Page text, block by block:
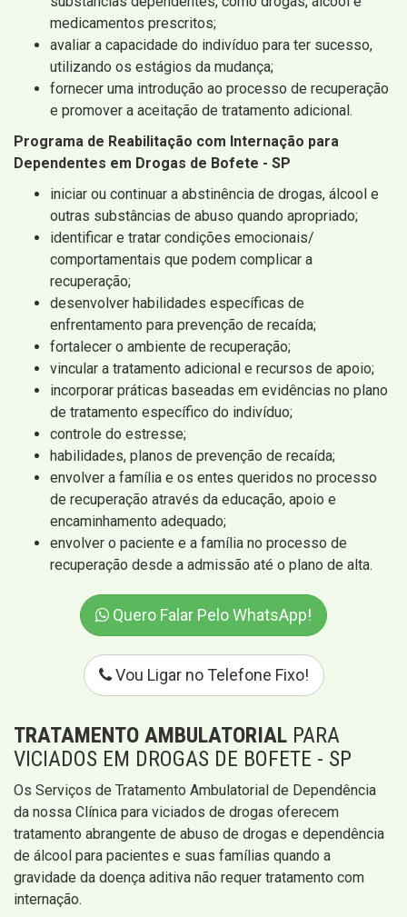
medicamentos prescritos;
avaliar a capacidade do indivíduo para ter sucesso,
utilizando os estágios da mudança;
fornecer uma introdução ao processo de recuperação
e promover a aceitação de tratamento adicional.
Programa de Reabilitação com Internação para
Dependentes em Drogas de Bofete - SP
iniciar ou continuar a abstinência de drogas, álcool e
outras substâncias de abuso quando apropriado;
identificar e tratar condições emocionais/
comportamentais que podem complicar a
recuperação;
desenvolver habilidades específicas de
enfrentamento para prevenção de recaída;
fortalecer o ambiente de recuperação;
vincular a tratamento adicional e recursos de apoio;
incorporar práticas baseadas em evidências no plano
de tratamento específico do indivíduo;
controle do estresse;
habilidades, planos de prevenção de recaída;
envolver a família e os entes queridos no processo
de recuperação através da educação, apoio e
encaminhamento adequado;
envolver o paciente e a família no processo de
recuperação desde a admissão até o plano de alta.
Quero Falar Pelo WhatsApp!
Vou Ligar no Telefone Fixo!
TRATAMENTO AMBULATORIAL PARA
VICIADOS EM DROGAS DE BOFETE - SP
Os Serviços de Tratamento Ambulatorial de Dependência
da nossa Clínica para viciados de drogas oferecem
tratamento abrangente de abuso de drogas e dependência
de álcool para pacientes e suas famílias quando a
gravidade da doença aditiva não requer tratamento com
internação.